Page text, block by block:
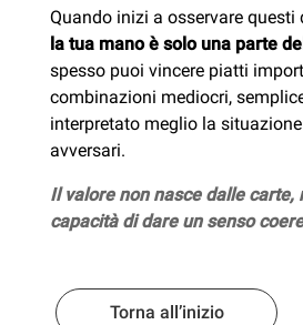
Quando inizi a osservare questi
la tua mano è solo una parte
spesso puoi vincere piatti
combinazioni mediocri,
interpretato meglio la
avversari.
Il valore non nasce dalle carte,
capacità di dare un senso
Torna all’inizio